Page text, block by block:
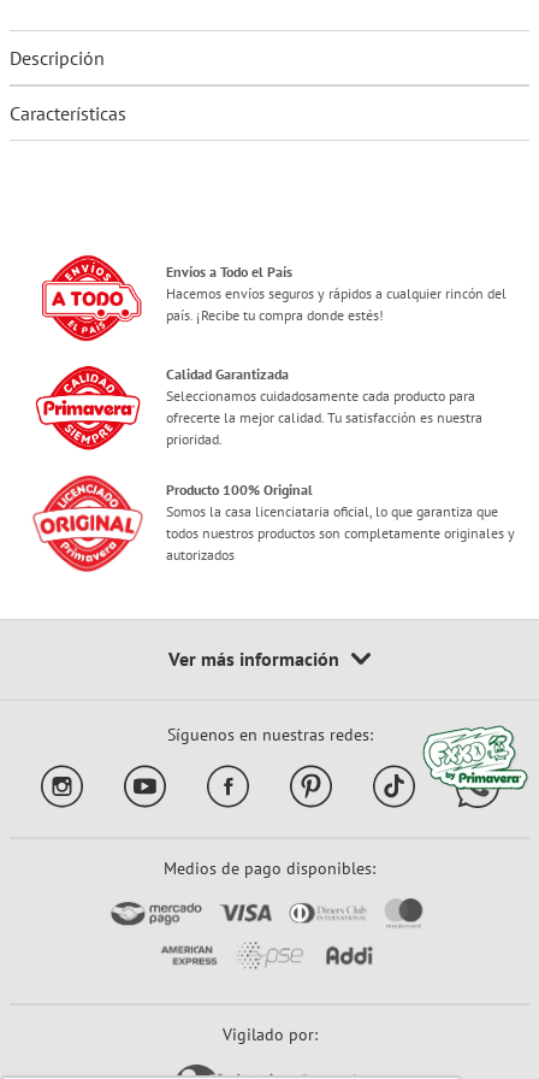
Descripción
Características
Envíos a Todo el País
Hacemos envíos seguros y rápidos a cualquier rincón del
país. ¡Recibe tu compra donde estés!
Calidad Garantizada
Seleccionamos cuidadosamente cada producto para
ofrecerte la mejor calidad. Tu satisfacción es nuestra
prioridad.
Producto 100% Original
Somos la casa licenciataria oficial, lo que garantiza que
todos nuestros productos son completamente originales y
autorizados
Síguenos en nuestras redes:
Medios de pago disponibles:
Vigilado por: